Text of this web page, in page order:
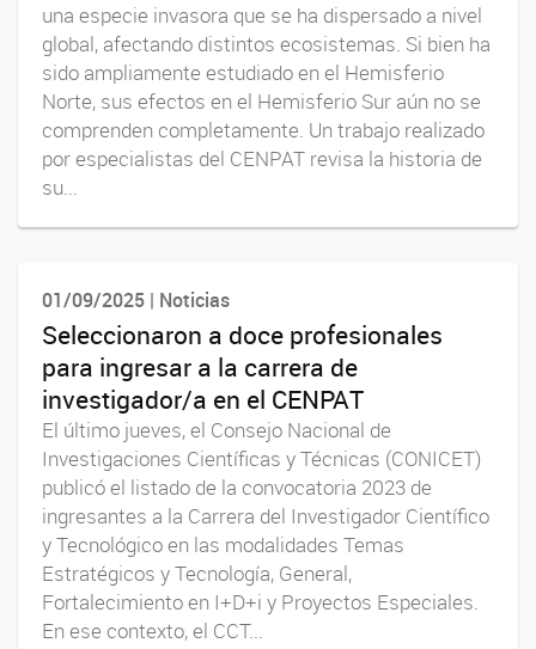
una especie invasora que se ha dispersado a nivel
global, afectando distintos ecosistemas. Si bien ha
sido ampliamente estudiado en el Hemisferio
Norte, sus efectos en el Hemisferio Sur aún no se
comprenden completamente. Un trabajo realizado
por especialistas del CENPAT revisa la historia de
su...
01/09/2025 | Noticias
Seleccionaron a doce profesionales
para ingresar a la carrera de
investigador/a en el CENPAT
El último jueves, el Consejo Nacional de
Investigaciones Científicas y Técnicas (CONICET)
publicó el listado de la convocatoria 2023 de
ingresantes a la Carrera del Investigador Científico
y Tecnológico en las modalidades Temas
Estratégicos y Tecnología, General,
Fortalecimiento en I+D+i y Proyectos Especiales.
En ese contexto, el CCT...